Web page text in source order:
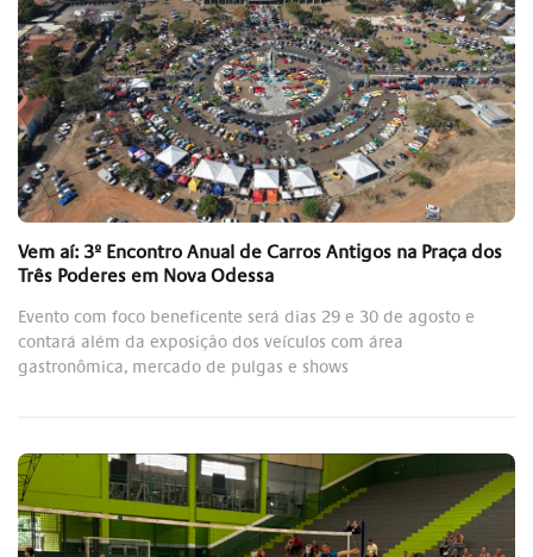
Vem aí: 3º Encontro Anual de Carros Antigos na Praça dos
Três Poderes em Nova Odessa
Evento com foco beneficente será dias 29 e 30 de agosto e
contará além da exposição dos veículos com área
gastronômica, mercado de pulgas e shows